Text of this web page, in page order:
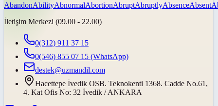
AbandonAbilityAbnormalAbortionAbruptAbruptlyAbsenceAbsent
İletişim Merkezi (09.00 - 22.00)
0(312) 911 37 15
0(546) 855 07 15 (WhatsApp)
destek@uzmandil.com
Hacettepe İvedik OSB. Teknokenti 1368. Cadde No.61,
4. Kat Ofis No: 32 İvedik / ANKARA